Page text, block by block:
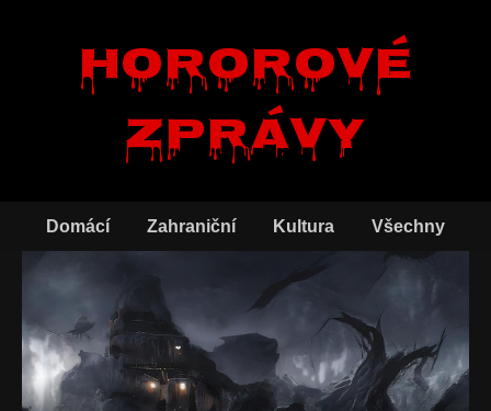
Hororové
zprávy
Domácí Zahraniční Kultura Všechny